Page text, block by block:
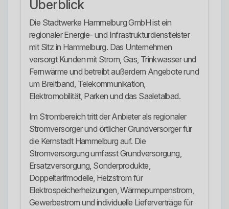
Überblick
Die Stadtwerke Hammelburg GmbH ist ein
regionaler Energie- und Infrastrukturdienstleister
mit Sitz in Hammelburg. Das Unternehmen
versorgt Kunden mit Strom, Gas, Trinkwasser und
Fernwärme und betreibt außerdem Angebote rund
um Breitband, Telekommunikation,
Elektromobilität, Parken und das Saaletalbad.
Im Strombereich tritt der Anbieter als regionaler
Stromversorger und örtlicher Grundversorger für
die Kernstadt Hammelburg auf. Die
Stromversorgung umfasst Grundversorgung,
Ersatzversorgung, Sonderprodukte,
Doppeltarifmodelle, Heizstrom für
Elektrospeicherheizungen, Wärmepumpenstrom,
Gewerbestrom und individuelle Lieferverträge für